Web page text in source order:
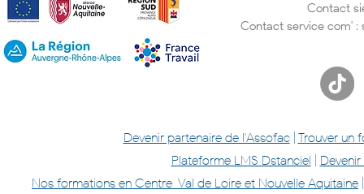
Contact
Contact service com' :
Devenir partenaire de l'Assofac Trouver un
Plateforme LMS Dstanciel
Nos formations en Centre-Val de Loire et Nouvelle Aquitaine